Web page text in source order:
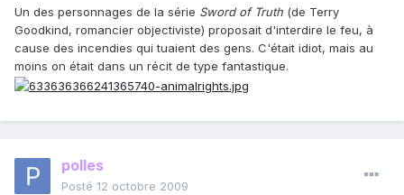
Un des personnages de la série Sword of Truth (de Terry
Goodkind, romancier objectiviste) proposait d'interdire le feu, à
cause des incendies qui tuaient des gens. C'était idiot, mais au
moins on était dans un récit de type fantastique.
polles
Posté 12 octobre 2009